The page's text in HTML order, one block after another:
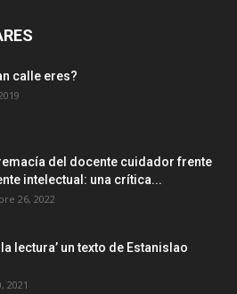
calle eres?
del docente cuidador frente
intelectual: una crítica...
26, 2022
la lectura’ un texto de Estanislao
2021